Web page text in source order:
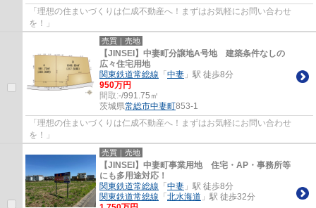
「理想の住まいづくりは仁成不動産へ！まずはお気軽にお問い合わせ
を！」
売買｜売地
【JINSEI】中妻町分譲地A号地 建築条件なしの
広々住宅用地
関東鉄道常総線 「 中妻 」駅 徒歩8分
950万円
間取:-/991.75㎡
茨城県常総市中妻町853-1
「理想の住まいづくりは仁成不動産へ！まずはお気軽にお問い合わせ
を！」
売買｜売地
【JINSEI】中妻町事業用地 住宅・AP・事務所等
にも多用途対応！
関東鉄道常総線 「 中妻 」駅 徒歩8分
関東鉄道常総線 「 北水海道 」駅 徒歩32分